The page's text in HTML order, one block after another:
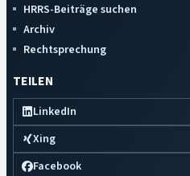
HRRS-Beiträge suchen
Archiv
Rechtsprechung
TEILEN
LinkedIn
Xing
Facebook